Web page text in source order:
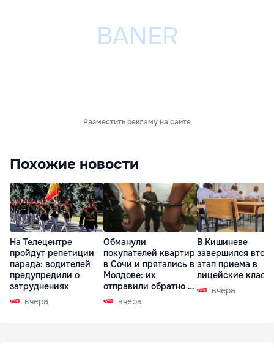
Разместить рекламу на сайте
Похожие новости
На Телецентре
пройдут репетиции
парада: водителей
предупредили о
затруднениях
вчера
Обманули
покупателей квартир
в Сочи и прятались в
Молдове: их
отправили обратно в
РФ вчера
В Кишиневе
завершился
этап приема в
лицейские
вчера